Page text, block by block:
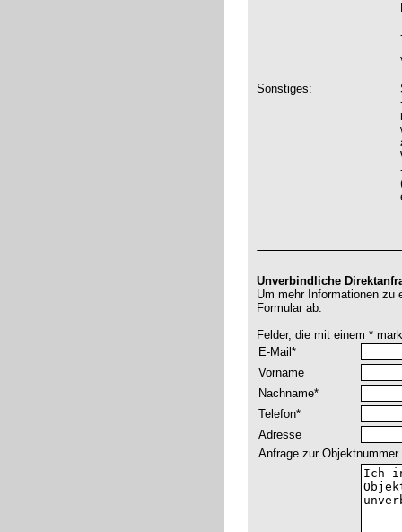
Sonstiges:
Unverbindliche
Um mehr Informationen zu
Formular ab.
Felder, die mit einem *
E-Mail*
Vorname
Nachname*
Telefon*
Adresse
Anfrage zur Objektnummer